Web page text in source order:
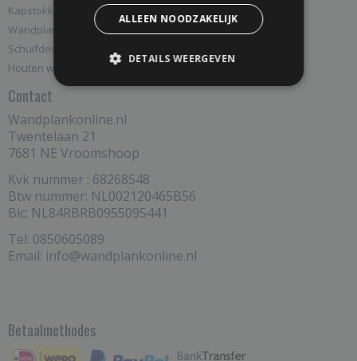
Kapstokken
Wandplank accessoires
Schuifdeuren
Houten wandplanken
Contact
Wandplankonline.nl
Twentelaan 21
7681 NE Vroomshoop
Kvk nummer : 68268548
Btw nummer: NL002120465B56
Bic: NL84RBRB0955095441
Tel: 0850605089
Email: info@wandplankonline.nl
Betaalmethodes
ALLEEN NOODZAKELIJK
DETAILS WEERGEVEN